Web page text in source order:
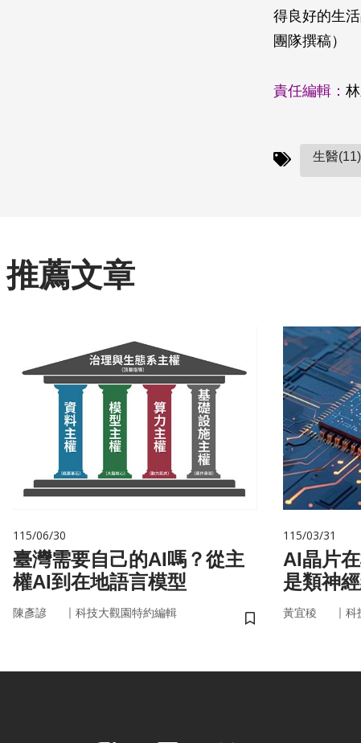
得良好的生
團隊撰稿）
責任編輯：
生醫(11)
推薦文章
115/06/30
臺灣需要自己的AI嗎？從主
權AI到在地語言模型
陳彥諺 ｜ 科技大觀園特約編輯
儲存書籤
115/03/31
AI晶片
是類神
黃宜稜 ｜ 科